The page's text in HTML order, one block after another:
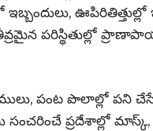
ఊపిరితిత్తుల్లో
పరిస్థితుల్లో
పంట పొలాల్లో పని చేసే
ప్రదేశాల్లో మాస్క్,